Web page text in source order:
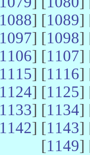
1088] [1089]
1097] [1098]
1106] [1107]
1115] [1116]
1124] [1125]
1133] [1134]
1142] [1143]
[1149]